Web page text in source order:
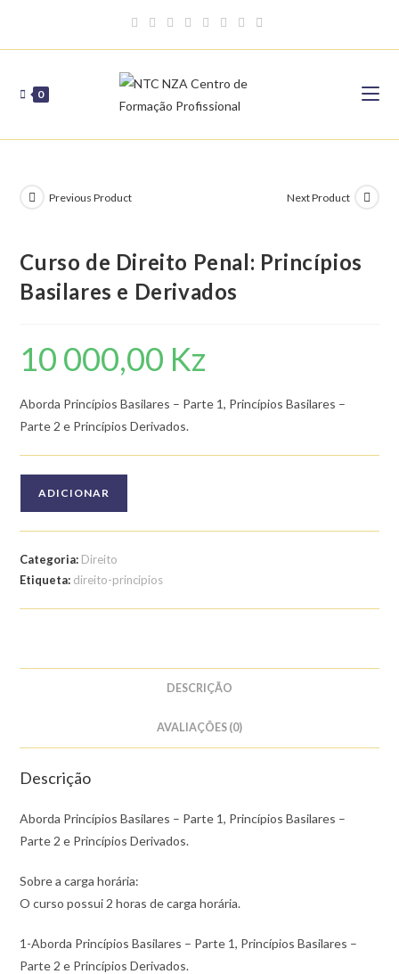
content
0
Previous Product Next Product
Curso de Direito Penal: Princípios
Basilares e Derivados
10 000,00 Kz
Aborda Princípios Basilares – Parte 1, Princípios Basilares –
Parte 2 e Princípios Derivados.
Curso
Direito
ADICIONAR
Categoria: Direito
Etiqueta: direito-principios
DESCRIÇÃO
AVALIAÇÕES (0)
Descrição
Aborda Princípios Basilares – Parte 1, Princípios Basilares –
Parte 2 e Princípios Derivados.
Sobre a carga horária:
O curso possui 2 horas de carga horária.
1-Aborda Princípios Basilares – Parte 1, Princípios Basilares –
Parte 2 e Princípios Derivados.